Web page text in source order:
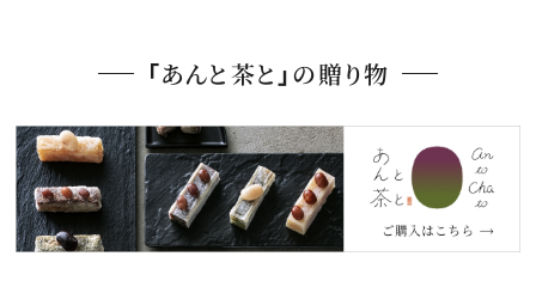
「あんと茶と」の贈り物